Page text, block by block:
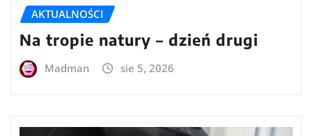
AKTUALNOŚCI
Na tropie natury – dzień drugi
Madman sie 5, 2026